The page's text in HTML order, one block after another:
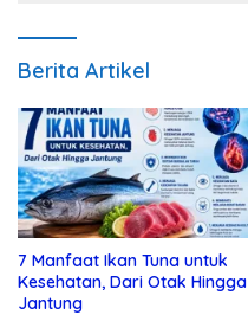
Berita Artikel
7 Manfaat Ikan Tuna untuk
Kesehatan, Dari Otak Hingga
Jantung